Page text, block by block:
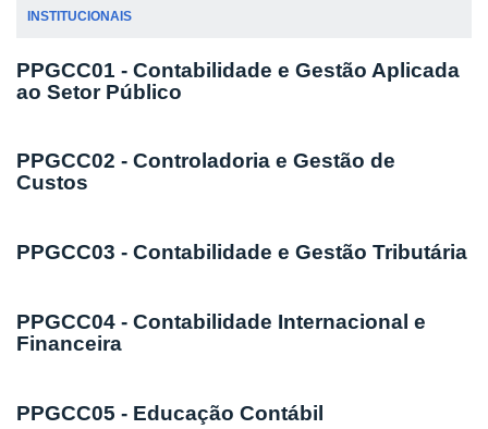
INSTITUCIONAIS
PPGCC01 - Contabilidade e Gestão Aplicada
ao Setor Público
PPGCC02 - Controladoria e Gestão de
Custos
PPGCC03 - Contabilidade e Gestão Tributária
PPGCC04 - Contabilidade Internacional e
Financeira
PPGCC05 - Educação Contábil